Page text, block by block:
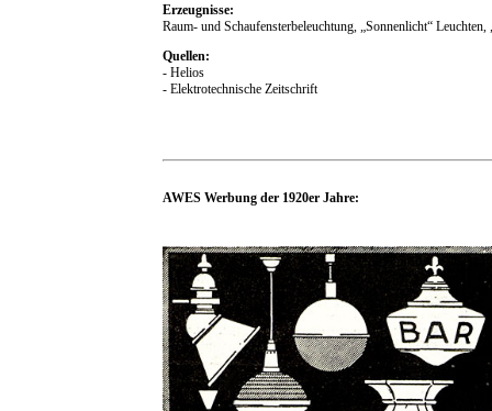
Erzeugnisse:
Raum- und Schaufensterbeleuchtung, „Sonnenlicht“
Quellen:
- Helios
- Elektrotechnische Zeitschrift
AWES Werbung der 1920er Jahre: